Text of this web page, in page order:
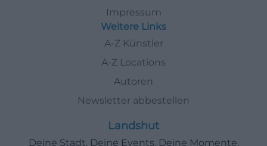
Impressum
Weitere Links
A-Z Künstler
A-Z Locations
Autoren
Newsletter abbestellen
Landshut
Deine Stadt. Deine Events. Deine Momente.